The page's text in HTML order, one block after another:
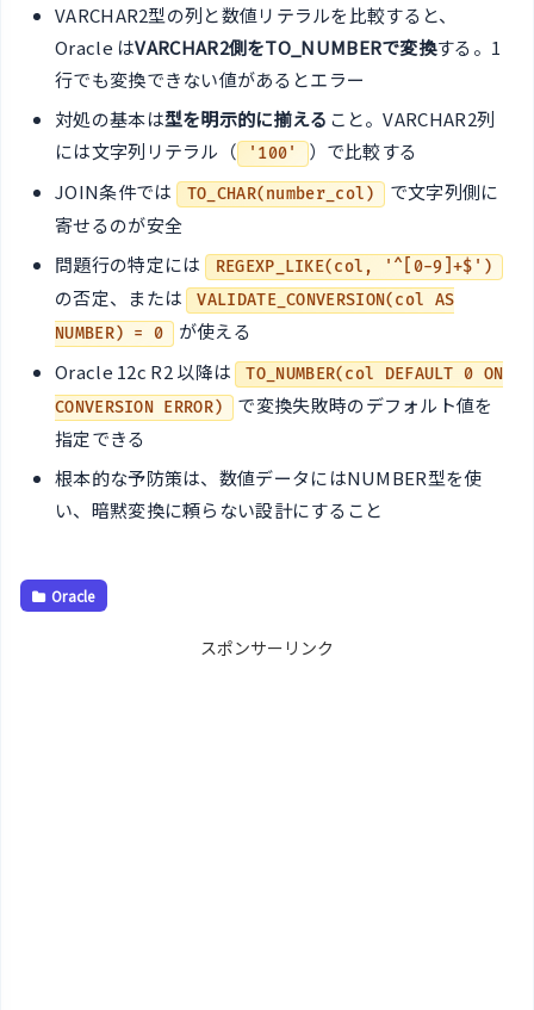
VARCHAR2型の列と数値リテラルを比較すると、
Oracle はVARCHAR2側をTO_NUMBERで変換する。1
行でも変換できない値があるとエラー
対処の基本は型を明示的に揃える こと。VARCHAR2列
には文字列リテラル（
'100'
）で比較する
JOIN条件では
TO_CHAR(number_col)
で文字列側に
寄せるのが安全
問題行の特定には
REGEXP_LIKE(col, '^[0-9]+$')
の否定、または VALIDATE_CONVERSION(col AS
NUMBER) = 0
が使える
Oracle 12c R2 以降は TO_NUMBER(col DEFAULT 0 ON
CONVERSION ERROR)
で変換失敗時のデフォルト値を
指定できる
根本的な予防策は、数値データにはNUMBER型を使
い、暗黙変換に頼らない設計にすること
Oracle
スポンサーリンク